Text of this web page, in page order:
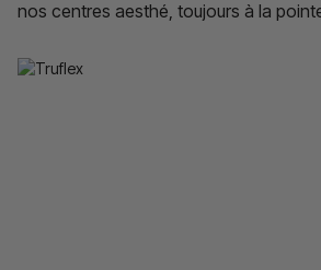
nos centres aesthé, toujours à la